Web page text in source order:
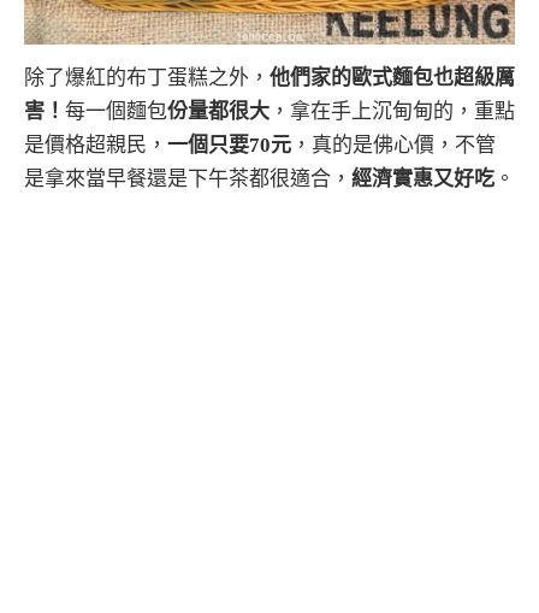
除了爆紅的布丁蛋糕之外， 他們家的歐式麵包也超級厲
害！ 每一個麵包份量都很大 ，拿在手上沉甸甸的，重點
是價格超親民， 一個只要70元 ，真的是佛心價，不管
是拿來當早餐還是下午茶都很適合， 經濟實惠又好吃 。